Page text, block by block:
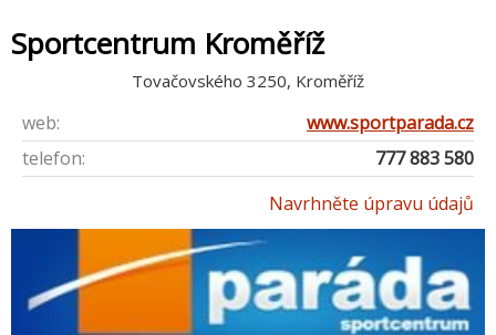
Sportcentrum Kroměříž
Tovačovského 3250, Kroměříž
web:
www.sportparada.cz
telefon:
777 883 580
Navrhněte úpravu údajů